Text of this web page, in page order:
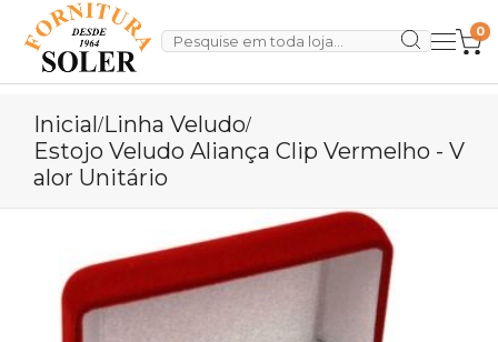
0
Inicial/Linha Veludo/
Estojo Veludo Aliança Clip Vermelho - V
Alor Unitário